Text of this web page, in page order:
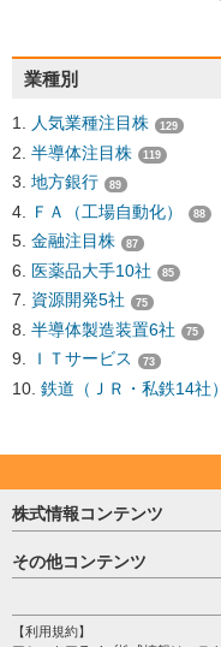
業種別
人気業種注目株 129
半導体注目株 119
地方銀行 89
ＦＡ（工場自動化） 88
金融注目株 87
医薬品大手10社 85
資源開発5社 75
半導体製造装置6社 75
ＩＴサービス 73
鉄道（ＪＲ・私鉄14社）
株式情報コンテンツ
日経平均
売買シグナル
注目銘柄
株テーマ情報
その他コンテンツ
個人情報保護方針
【利用規約】